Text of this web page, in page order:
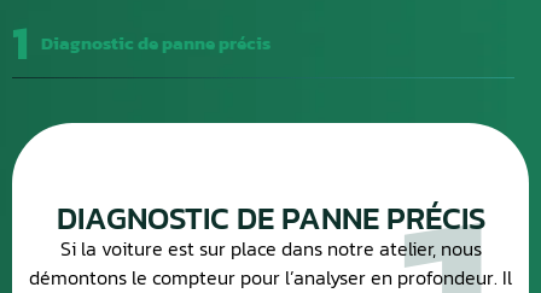
1 Diagnostic de panne précis
DIAGNOSTIC DE PANNE PRÉCIS
Si la voiture est sur place dans notre atelier, nous
démontons le compteur pour l’analyser en profondeur. Il